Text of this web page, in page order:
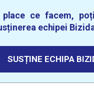
place ce facem,
echipei
SUSȚINE ECHIPA